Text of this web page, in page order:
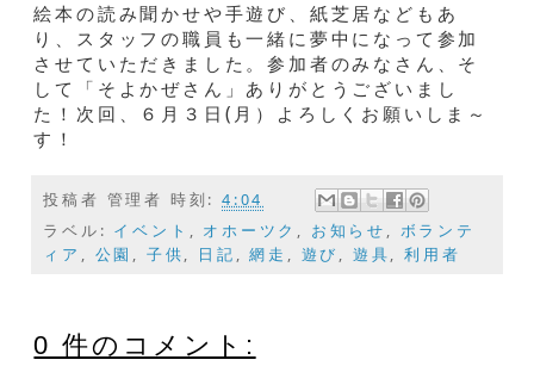
絵本の読み聞かせや手遊び、紙芝居などもあ
り、スタッフの職員も一緒に夢中になって参加
させていただきました。参加者のみなさん、そ
して「そよかぜさん」ありがとうございまし
た！次回、６月３日(月）よろしくお願いしま～
す！
投稿者 管理者 時刻:4:04
ラベル: イベント , オホーツク , お知らせ , ボランテ
ィア , 公園 , 子供, 日記 ,網走 , 遊び , 遊具, 利用者
0 件のコメント: